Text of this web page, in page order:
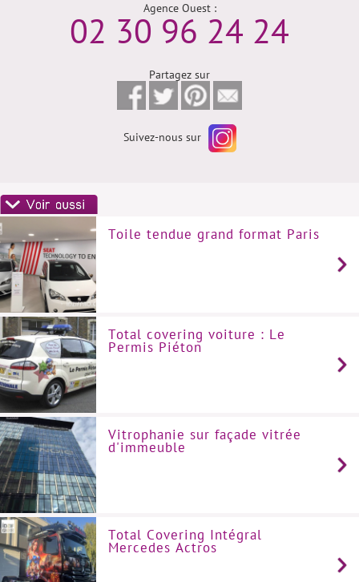
Agence Ouest :
02 30 96 24 24
Partagez sur
Suivez-nous sur
Toile tendue grand format Paris
Total covering voiture : Le
Permis Piéton
Vitrophanie sur façade vitrée
d'immeuble
Total Covering Intégral
Mercedes Actros